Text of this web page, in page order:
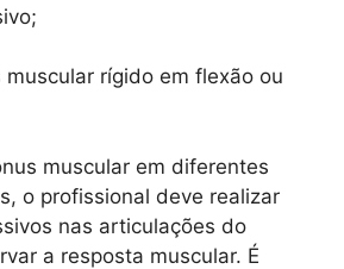
muscular rígido em flexão ou
muscular em diferentes
o profissional deve realizar
nas articulações do
a resposta muscular. É